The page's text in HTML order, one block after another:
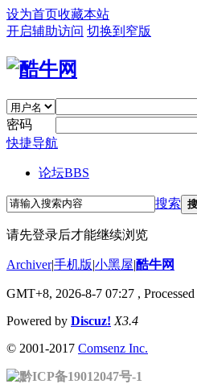
设为首页收藏本站
开启辅助访问 切换到窄版
密码
快捷导航
论坛BBS
搜索
请先登录后才能继续浏览
Archiver|手机版|小黑屋|酷牛网
GMT+8, 2026-8-7 07:27 ,
Powered by Discuz! X3.4
© 2001-2017 Comsenz Inc.
黔ICP备19012047号-1